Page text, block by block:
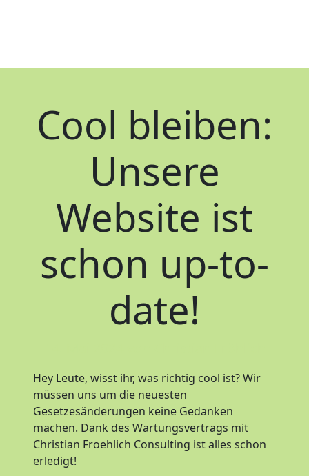
Cool bleiben:
Unsere
Website ist
schon up-to-
date!
Hey Leute, wisst ihr, was richtig cool ist? Wir
müssen uns um die neuesten
Gesetzesänderungen keine Gedanken
machen. Dank des Wartungsvertrags mit
Christian Froehlich Consulting ist alles schon
erledigt!